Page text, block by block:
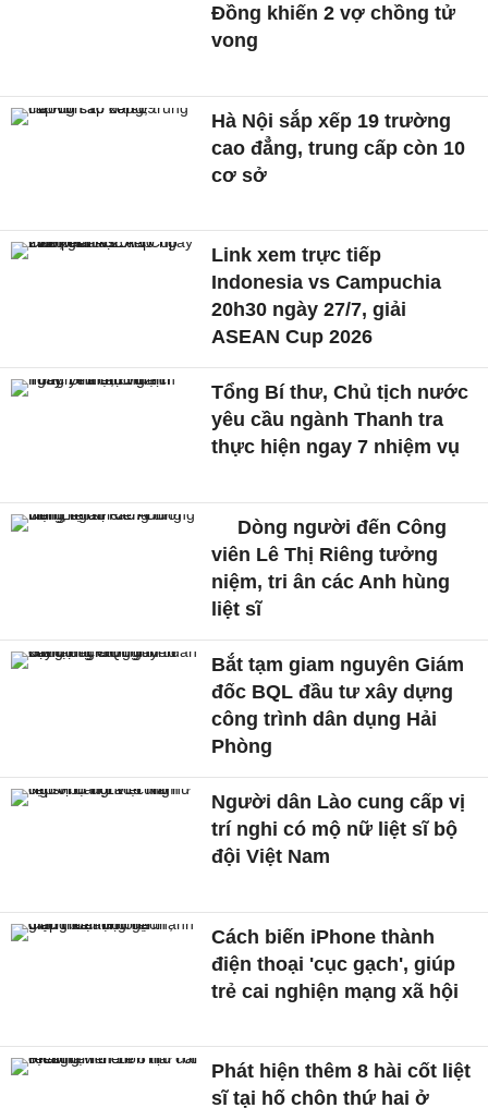
Đồng khiến 2 vợ chồng tử
vong
Hà Nội sắp xếp 19 trường
cao đẳng, trung cấp còn 10
cơ sở
Link xem trực tiếp
Indonesia vs Campuchia
20h30 ngày 27/7, giải
ASEAN Cup 2026
Tổng Bí thư, Chủ tịch nước
yêu cầu ngành Thanh tra
thực hiện ngay 7 nhiệm vụ
Dòng người đến Công
viên Lê Thị Riêng tưởng
niệm, tri ân các Anh hùng
liệt sĩ
Bắt tạm giam nguyên Giám
đốc BQL đầu tư xây dựng
công trình dân dụng Hải
Phòng
Người dân Lào cung cấp vị
trí nghi có mộ nữ liệt sĩ bộ
đội Việt Nam
Cách biến iPhone thành
điện thoại 'cục gạch', giúp
trẻ cai nghiện mạng xã hội
Phát hiện thêm 8 hài cốt liệt
sĩ tại hố chôn thứ hai ở